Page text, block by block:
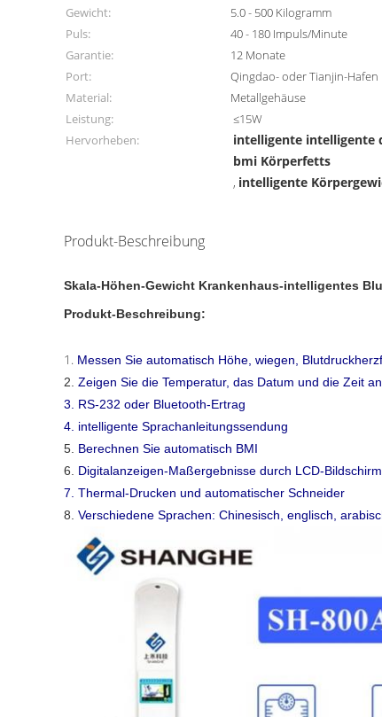
Gewicht: 5.0 - 500 Kilogramm
Puls:
40 - 180 Impuls/Minute
Garantie:
12 Monate
Port:
Qingdao- oder Tianjin-Hafen
Material:
Metallgehäuse
Leistung:
≤15W
Hervorheben:
intelligente intelligente
bmi Körperfetts
, intelligente
Produkt-Beschreibung
Skala-Höhen-Gewicht Krankenhaus-intelligentes
Produkt-Beschreibung:
1. Messen Sie automatisch Höhe, wiegen,
2. Zeigen Sie die Temperatur, das Datum und die Zeit an
3. RS-232 oder Bluetooth-Ertrag
4. intelligente Sprachanleitungssendung
5. Berechnen Sie automatisch BMI
6. Digitalanzeigen-Maßergebnisse durch LCD-Bildschirm
7. Thermal-Drucken und automatischer Schneider
8. Verschiedene Sprachen: Chinesisch, englisch,